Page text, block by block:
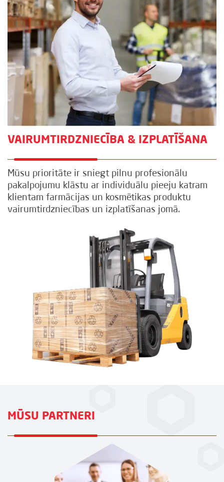
VAIRUMTIRDZNIECĪBA & IZPLATĪŠANA
Mūsu prioritāte ir sniegt pilnu profesionālu
pakalpojumu klāstu ar individuālu pieeju katram
klientam farmācijas un kosmētikas produktu
vairumtirdzniecības un izplatīšanas jomā.
MŪSU PARTNERI